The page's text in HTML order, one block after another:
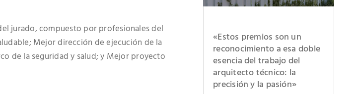
jurado, compuesto por profesionales del
Mejor dirección de ejecución de la
de la seguridad y salud; y Mejor proyecto
«Estos premios son un
reconocimiento a esa doble
esencia del trabajo del
arquitecto técnico: la
precisión y la pasión»